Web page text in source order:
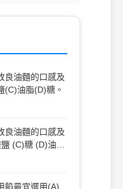
(C)油脂(D)糖。
良油麵的口感及
(C)糖 (D)油脂
餡最宜選用(A)